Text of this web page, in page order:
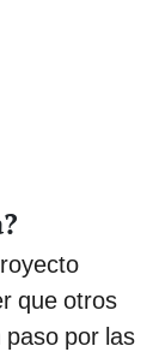
que otros
por las